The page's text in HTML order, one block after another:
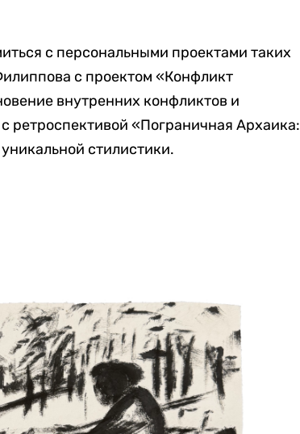
с персональными проектами таких
с проектом «Конфликт
внутренних конфликтов и
ретроспективой «Пограничная Архаика:
стилистики.